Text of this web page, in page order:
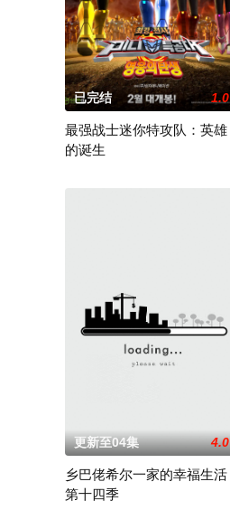
已完结 1.0
最强战士迷你特攻队：英雄
的诞生
更新至04集 4.0
乡巴佬希尔一家的幸福生活
第十四季